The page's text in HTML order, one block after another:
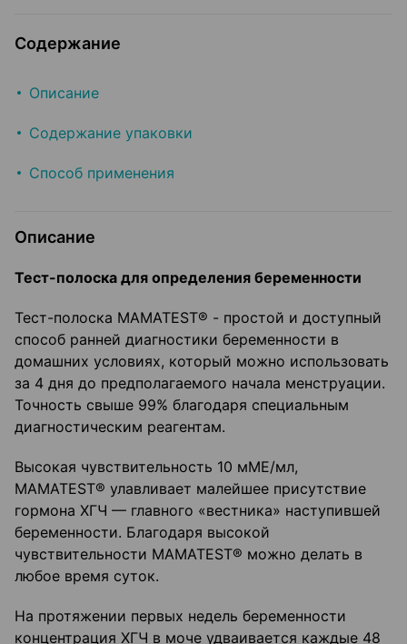
Содержание
Описание
Содержание упаковки
Способ применения
Описание
Тест-полоска для определения беременности
Тест-полоска MAMATEST® - простой и доступный
способ ранней диагностики беременности в
домашних условиях, который можно использовать
за 4 дня до предполагаемого начала менструации.
Точность свыше 99% благодаря специальным
диагностическим реагентам.
Высокая чувствительность 10 мМЕ/мл,
MAMATEST® улавливает малейшее присутствие
гормона ХГЧ — главного «вестника» наступившей
беременности. Благодаря высокой
чувствительности MAMATEST® можно делать в
любое время суток.
На протяжении первых недель беременности
концентрация ХГЧ в моче удваивается каждые 48